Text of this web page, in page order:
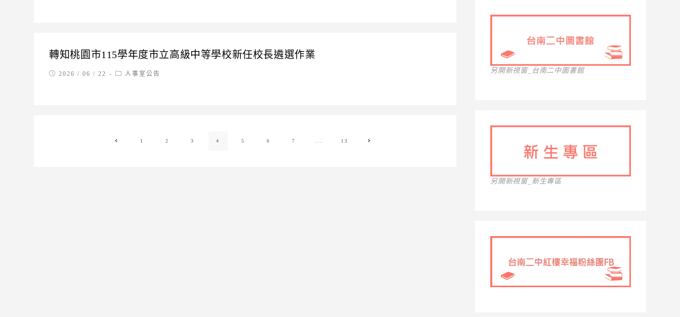
轉知桃園市115學年度市立高級中等學校新任校長遴選作業
Post2026 / 06 / 22
Post人事室公告
Go to the previous page
1 2 3 4 5 6 7 13 Go to the next page
另開新視窗_台南二中圖書館
另開新視窗_新生專區